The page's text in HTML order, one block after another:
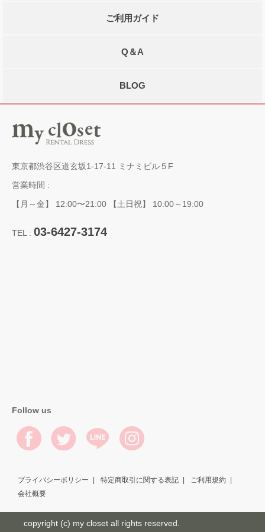
ご利用ガイド
Q＆A
BLOG
東京都渋谷区道玄坂1-17-11 ミナミビル５F
営業時間 :
【月～金】 12:00〜21:00 【土日祝】 10:00～19:00
TEL : 03-6427-3174
Follow us
プライバシーポリシー 特定商取引に関する表記
ご利用規約
会社概要
copyright (c) my closet all rights reserved.